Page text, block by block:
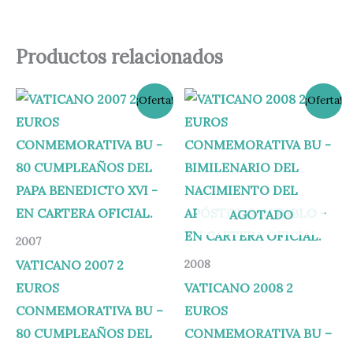
Productos relacionados
¡Oferta!
2007
VATICANO 2007 2
EUROS
CONMEMORATIVA BU –
80 CUMPLEAÑOS DEL
El
precio
era:
200,00 €.
El
precio
es:
189,95 €.
¡Oferta!
AGOTADO
2008
VATICANO 2008 2
EUROS
CONMEMORATIVA BU –
El
precio
era:
109,00 €.
El
precio
es:
94,95 €.